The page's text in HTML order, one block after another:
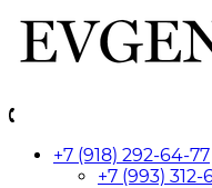
+7 (918) 292-64-77
+7 (993) 312-